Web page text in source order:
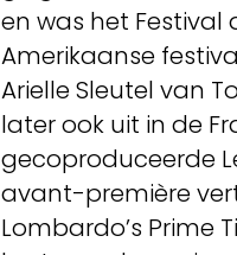
en was het
Amerikaanse
Arielle Sleutel van
later ook uit in de
gecoproduceerde
avant-première
Lombardo’s Prime